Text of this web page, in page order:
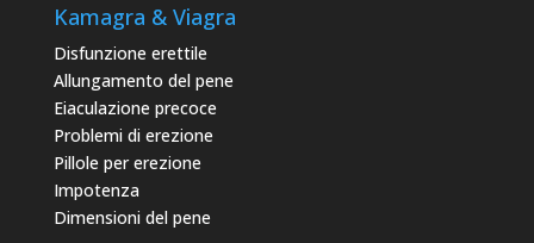
Kamagra & Viagra
Disfunzione erettile
Allungamento del pene
Eiaculazione precoce
Problemi di erezione
Pillole per erezione
Impotenza
Dimensioni del pene